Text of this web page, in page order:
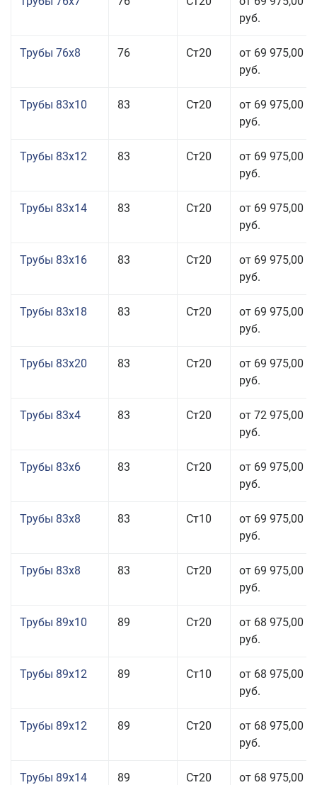
руб.
Трубы 76x8 76 Ст20
от 69 975,00
руб.
Трубы 83x10 83 Ст20
от 69 975,00
руб.
Трубы 83x12 83 Ст20
от 69 975,00
руб.
Трубы 83x14 83 Ст20
от 69 975,00
руб.
Трубы 83x16 83 Ст20
от 69 975,00
руб.
Трубы 83x18 83 Ст20
от 69 975,00
руб.
Трубы 83x20 83 Ст20
от 69 975,00
руб.
Трубы 83x4 83 Ст20
от 72 975,00
руб.
Трубы 83x6 83 Ст20
от 69 975,00
руб.
Трубы 83x8 83 Ст10
от 69 975,00
руб.
Трубы 83x8 83 Ст20
от 69 975,00
руб.
Трубы 89x10 89 Ст20
от 68 975,00
руб.
Трубы 89x12 89 Ст10
от 68 975,00
руб.
Трубы 89x12 89 Ст20
от 68 975,00
руб.
Трубы 89x14 89 Ст20
от 68 975,00